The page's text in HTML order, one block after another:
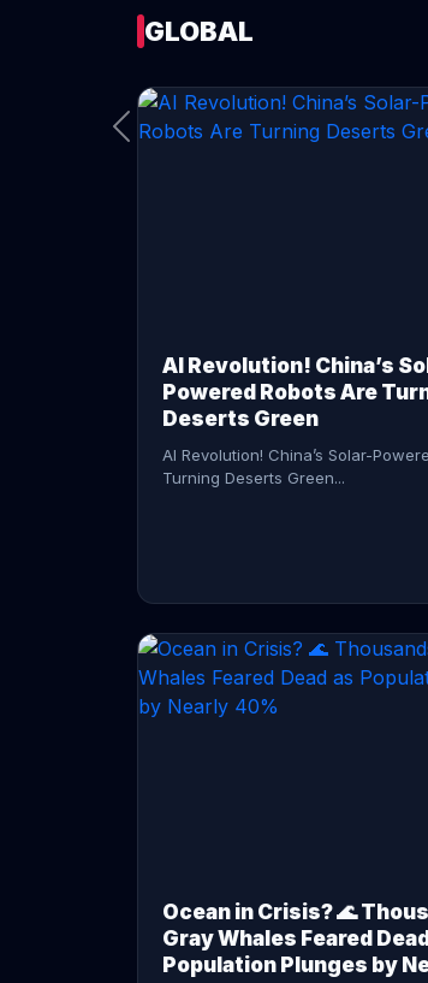
GLOBAL
AI Revolution! China’s
Powered Robots Are
Deserts Green
AI Revolution! China’s Solar-
Turning Deserts Green...
Ocean in Crisis? 🌊
Gray Whales Feared
Population Plunges by